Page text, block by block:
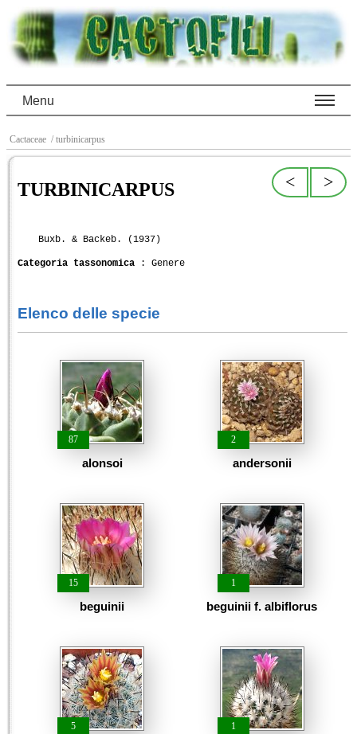
Menu
Cactaceae / turbinicarpus
>
<
TURBINICARPUS
Buxb. & Backeb. (1937)
Categoria tassonomica : Genere
Elenco delle specie
87
alonsoi
2
andersonii
15
beguinii
1
beguinii f. albiflorus
5 1